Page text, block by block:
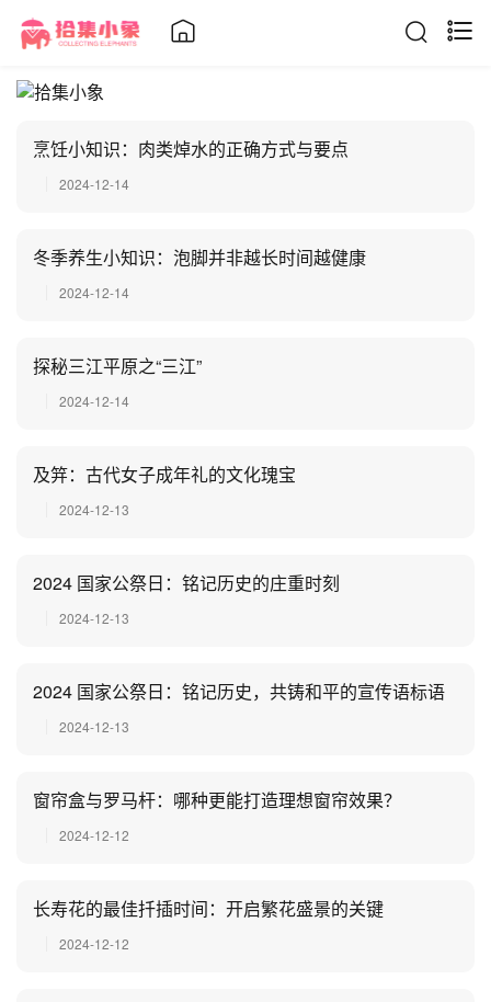
烹饪小知识：肉类焯水的正确方式与要点
2024-12-14
冬季养生小知识：泡脚并非越长时间越健康
2024-12-14
探秘三江平原之“三江”
2024-12-14
及笄：古代女子成年礼的文化瑰宝
2024-12-13
2024 国家公祭日：铭记历史的庄重时刻
2024-12-13
2024 国家公祭日：铭记历史，共铸和平的宣传语标语
2024-12-13
窗帘盒与罗马杆：哪种更能打造理想窗帘效果？
2024-12-12
长寿花的最佳扦插时间：开启繁花盛景的关键
2024-12-12